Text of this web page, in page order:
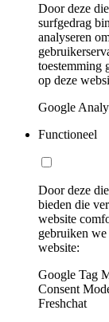
Door deze
surfgedrag
analyseren
toestemming
op deze
Google
Functioneel
Door deze
bieden die
website
gebruiken
website:
Google Tag
Consent
Freshchat